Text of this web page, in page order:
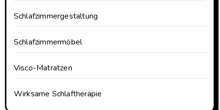
Schlafzimmergestaltung
Schlafzimmermöbel
Visco-Matratzen
Wirksame Schlaftherapie